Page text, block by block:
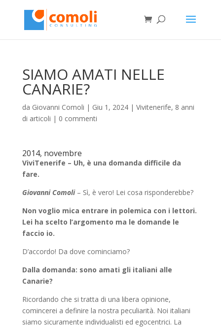
SIAMO AMATI NELLE
CANARIE?
da Giovanni Comoli | Giu 1, 2024| Vivitenerife, 8 anni
di articoli | 0 commenti
2014, novembre
ViviTenerife – Uh, è una domanda difficile da
fare.
Giovanni Comoli– Sì, è vero! Lei cosa risponderebbe?
Non voglio mica entrare in polemica con i lettori.
Lei ha scelto l’argomento ma le domande le
faccio io.
D’accordo! Da dove cominciamo?
Dalla domanda: sono amati gli italiani alle
Canarie?
Ricordando che si tratta di una libera opinione,
comincerei a definire la nostra peculiarità. Noi italiani
siamo sicuramente individualisti ed egocentrici. La